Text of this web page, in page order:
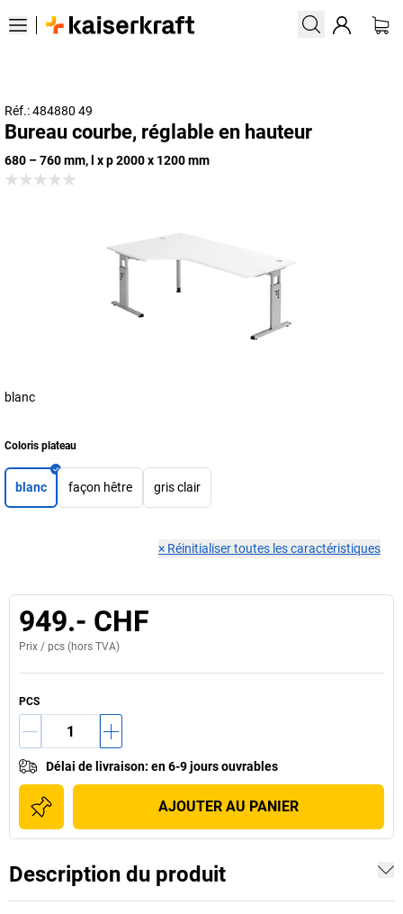
Réf.: 484880 49
Bureau courbe, réglable en hauteur
680 – 760 mm, l x p 2000 x 1200 mm
blanc
Coloris plateau
blanc façon hêtre gris clair
× Réinitialiser toutes les caractéristiques
949.- CHF
Prix / pcs (hors TVA)
PCS
Délai de livraison: en 6-9 jours ouvrables
AJOUTER AU PANIER
Description du produit